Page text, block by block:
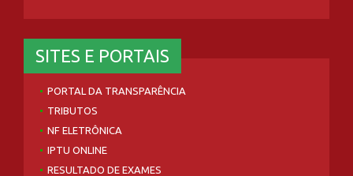
SITES E PORTAIS
PORTAL DA TRANSPARÊNCIA
TRIBUTOS
NF ELETRÔNICA
IPTU ONLINE
RESULTADO DE EXAMES